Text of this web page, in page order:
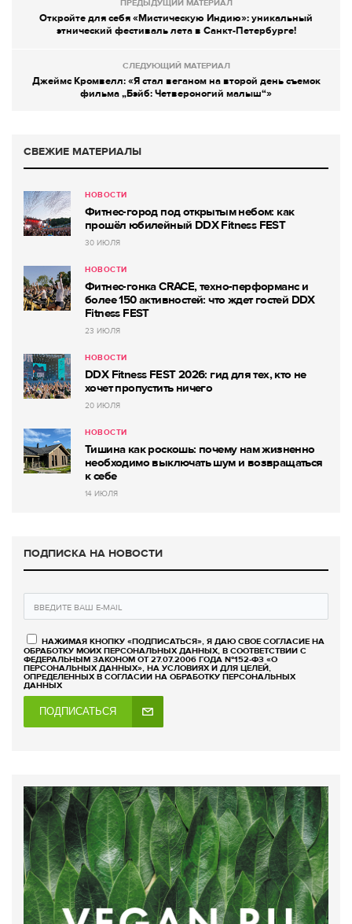
ПРЕДЫДУЩИЙ МАТЕРИАЛ
Откройте для себя «Мистическую Индию»: уникальный
этнический фестиваль лета в Санкт-Петербурге!
СЛЕДУЮЩИЙ МАТЕРИАЛ
Джеймс Кромвелл: «Я стал веганом на второй день съемок
фильма „Бэйб: Четвероногий малыш“»
СВЕЖИЕ МАТЕРИАЛЫ
НОВОСТИ
Фитнес-город под открытым небом: как
прошёл юбилейный DDX Fitness FEST
30 ИЮЛЯ
НОВОСТИ
Фитнес-гонка CRACE, техно-перформанс и
более 150 активностей: что ждет гостей DDX
Fitness FEST
23 ИЮЛЯ
НОВОСТИ
DDX Fitness FEST 2026: гид для тех, кто не
хочет пропустить ничего
20 ИЮЛЯ
НОВОСТИ
Тишина как роскошь: почему нам жизненно
необходимо выключать шум и возвращаться
к себе
14 ИЮЛЯ
ПОДПИСКА НА НОВОСТИ
НАЖИМАЯ КНОПКУ «ПОДПИСАТЬСЯ», Я ДАЮ СВОЕ СОГЛАСИЕ НА
ОБРАБОТКУ МОИХ ПЕРСОНАЛЬНЫХ ДАННЫХ, В СООТВЕТСТВИИ С
ФЕДЕРАЛЬНЫМ ЗАКОНОМ ОТ 27.07.2006 ГОДА №152-ФЗ «О
ПЕРСОНАЛЬНЫХ ДАННЫХ», НА УСЛОВИЯХ И ДЛЯ ЦЕЛЕЙ,
ОПРЕДЕЛЕННЫХ В СОГЛАСИИ НА ОБРАБОТКУ ПЕРСОНАЛЬНЫХ
ДАННЫХ
ПОДПИСАТЬСЯ